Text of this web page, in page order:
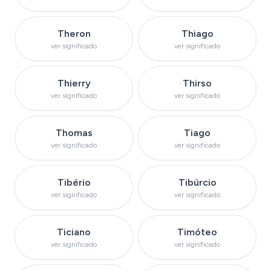
Ver significado do nome
Theron
ver significado
Ver significado do
Thiago
ver significado
Ver significado do nome
Thierry
ver significado
Ver significado do
Thirso
ver significado
Ver significado do nome
Thomas
ver significado
Ver significado do
Tiago
ver significado
Ver significado do nome
Tibério
ver significado
Ver significado do
Tibúrcio
ver significado
Ver significado do nome
Ticiano
ver significado
Ver significado do
Timóteo
ver significado